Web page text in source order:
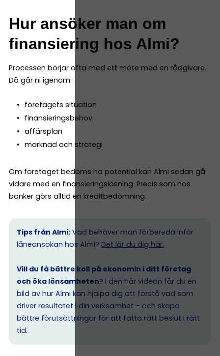
Hur ansöker man om
finansiering hos Almi?
Processen börjar ofta med ett möte med en rådgivare.
Då går ni igenom:
företagets situation
finansieringsbehov
affärsplan
marknad och strategi
Om företaget bedöms ha potential kan Almi sedan gå
vidare med en finansieringslösning. Precis som hos
banker görs alltid en kreditbedömning.
Tips från Almi: Vad behöver man förbereda inför
låneansökan hos Almi? Det lär du dig här.
Vill du få bättre koll på ekonomin i ditt företag
och öka lönsamheten? I den här videon får du en
bild av hur Almi kan hjälpa dig att förstå vad som
driver resultatet i din verksamhet – och skapa
bättre förutsättningar för att fatta rätt beslut i rätt
tid.